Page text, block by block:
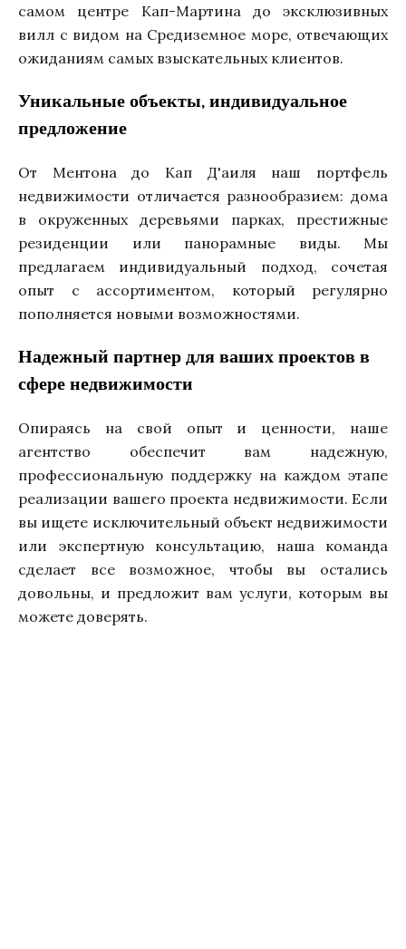
самом центре Кап-Мартина до эксклюзивных
вилл с видом на Средиземное море, отвечающих
ожиданиям самых взыскательных клиентов.
Уникальные объекты, индивидуальное
предложение
От Ментона до Кап Д'аиля наш портфель
недвижимости отличается разнообразием: дома
в окруженных деревьями парках, престижные
резиденции или панорамные виды. Мы
предлагаем индивидуальный подход, сочетая
опыт с ассортиментом, который регулярно
пополняется новыми возможностями.
Надежный партнер для ваших проектов в
сфере недвижимости
Опираясь на свой опыт и ценности, наше
агентство обеспечит вам надежную,
профессиональную поддержку на каждом этапе
реализации вашего проекта недвижимости. Если
вы ищете исключительный объект недвижимости
или экспертную консультацию, наша команда
сделает все возможное, чтобы вы остались
довольны, и предложит вам услуги, которым вы
можете доверять.